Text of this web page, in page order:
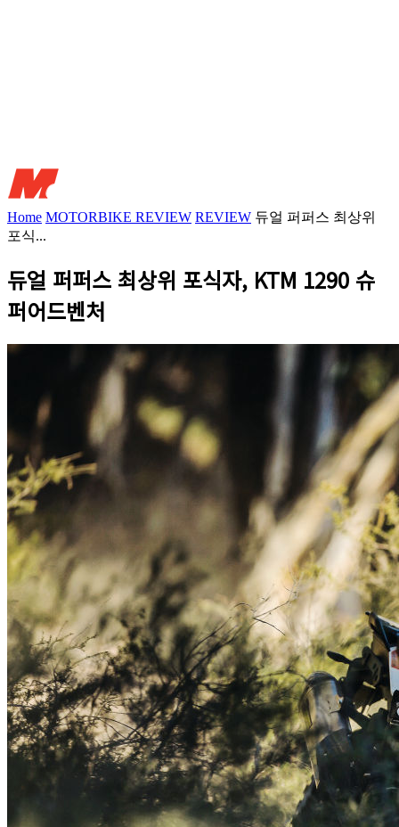
Home MOTORBIKE REVIEW REVIEW 듀얼 퍼퍼스 최상위
포식...
듀얼 퍼퍼스 최상위 포식자, KTM 1290 슈
퍼어드벤처